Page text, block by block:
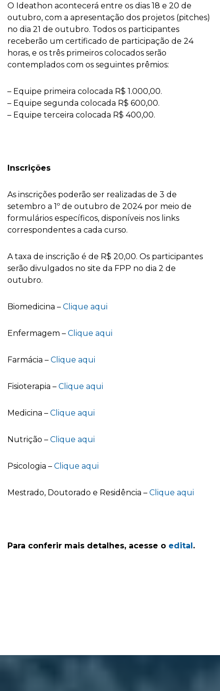
O Ideathon acontecerá entre os dias 18 e 20 de
outubro, com a apresentação dos projetos (pitches)
no dia 21 de outubro. Todos os participantes
receberão um certificado de participação de 24
horas, e os três primeiros colocados serão
contemplados com os seguintes prêmios:
– Equipe primeira colocada R$ 1.000,00.
– Equipe segunda colocada R$ 600,00.
– Equipe terceira colocada R$ 400,00.
Inscrições
As inscrições poderão ser realizadas de 3 de
setembro a 1º de outubro de 2024 por meio de
formulários específicos, disponíveis nos links
correspondentes a cada curso.
A taxa de inscrição é de R$ 20,00. Os participantes
serão divulgados no site da FPP no dia 2 de
outubro.
Biomedicina – Clique aqui
Enfermagem – Clique aqui
Farmácia – Clique aqui
Fisioterapia – Clique aqui
Medicina – Clique aqui
Nutrição – Clique aqui
Psicologia – Clique aqui
Mestrado, Doutorado e Residência – Clique aqui
Para conferir mais detalhes, acesse o edital.